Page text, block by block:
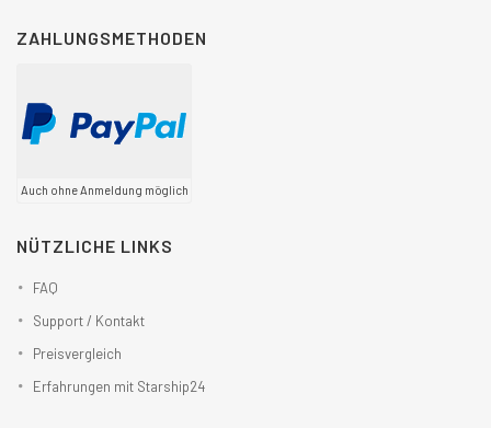
ZAHLUNGSMETHODEN
Auch ohne Anmeldung möglich
NÜTZLICHE LINKS
FAQ
Support / Kontakt
Preisvergleich
Erfahrungen mit Starship24